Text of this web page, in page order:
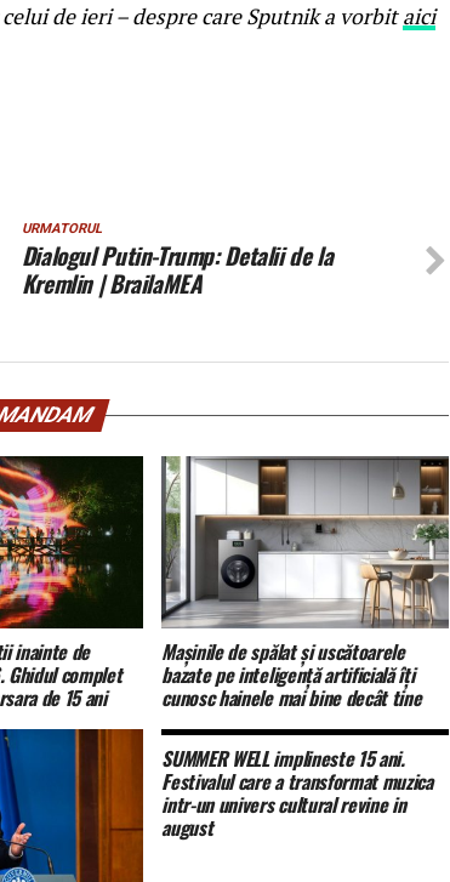
de ieri – despre care Sputnik a vorbitaici
URMATORUL
Dialogul Putin-Trump: Detalii de la
Kremlin | BrailaMEA
inainte de
Ghidul complet
de 15 ani
Mașinile de spălat și uscătoarele
bazate pe inteligență artificială îți
cunosc hainele mai bine decât tine
SUMMER WELL implineste 15 ani.
Festivalul care a transformat muzica
intr-un univers cultural revine in
august